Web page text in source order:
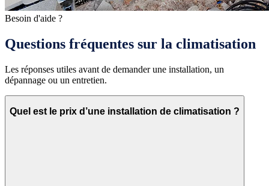
Besoin d'aide ?
Questions fréquentes sur la climatisation
Les réponses utiles avant de demander une installation, un
dépannage ou un entretien.
Quel est le prix d’une installation de climatisation ?